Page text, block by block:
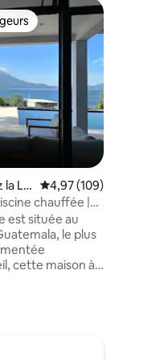
parmi les plus aimés
la La
Note moyenne de
4,97 (109)
chauffée |
est située au
le plus
cette maison à
4 chambres, de
toilette, d'une